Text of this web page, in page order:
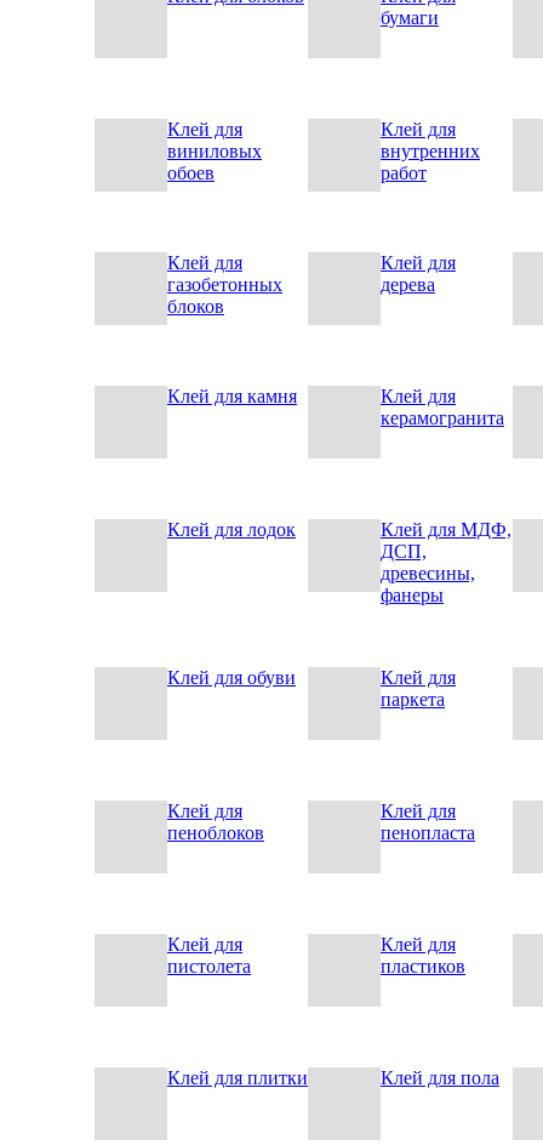
бумаги
Клей для
виниловых
обоев
Клей для
внутренних
работ
Клей для
газобетонных
блоков
Клей для
дерева
Клей для камня
Клей для
керамогранита
Клей для лодок
Клей для МДФ,
ДСП,
древесины,
фанеры
Клей для обуви
Клей для
паркета
Клей для
пеноблоков
Клей для
пенопласта
Клей для
пистолета
Клей для
пластиков
Клей для плитки Клей для пола